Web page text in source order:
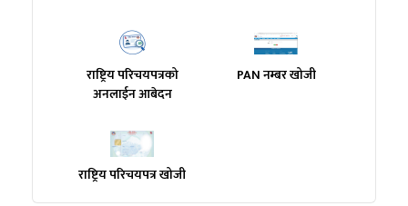
राष्ट्रिय परिचयपत्रको
अनलाईन आबेदन
PAN नम्बर खोजी
राष्ट्रिय परिचयपत्र खोजी